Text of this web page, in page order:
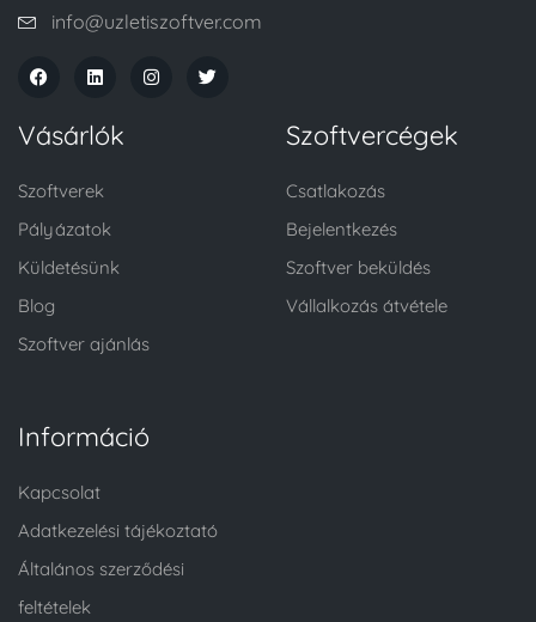
info@uzletiszoftver.com
Vásárlók
Szoftverek
Pályázatok
Küldetésünk
Blog
Szoftver ajánlás
Szoftvercégek
Csatlakozás
Bejelentkezés
Szoftver beküldés
Vállalkozás átvétele
Információ
Kapcsolat
Adatkezelési tájékoztató
Általános szerződési
feltételek